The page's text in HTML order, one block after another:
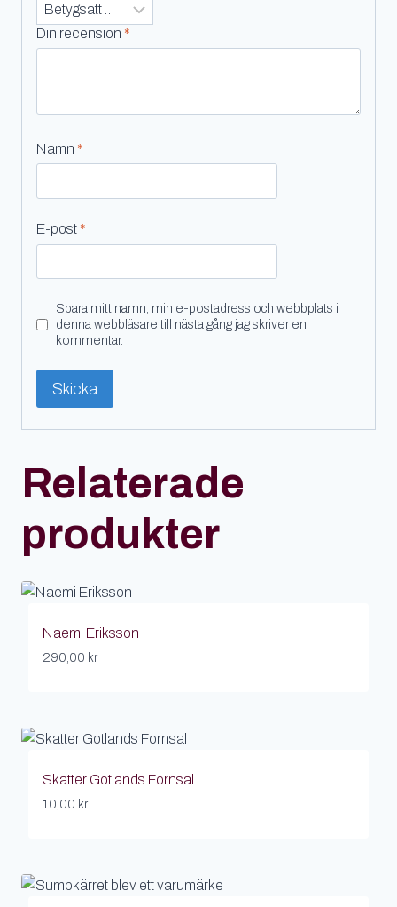
Din recension *
Namn *
E-post *
Spara mitt namn, min e-postadress och webbplats i
denna webbläsare till nästa gång jag skriver en
kommentar.
Relaterade
produkter
Naemi Eriksson
290,00 kr
Skatter Gotlands Fornsal
10,00 kr